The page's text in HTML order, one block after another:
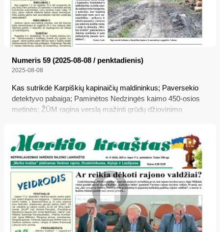
Numeris 59 (2025-08-08 / penktadienis)
2025-08-08
Kas sutrikdė Karpiškių kapinaičių maldininkus; Paversekio
detektyvo pabaiga; Paminėtos Nedzingės kaimo 450-osios
metinės; ŽŪM ragina verslą mažinti grūdų džiovinimo